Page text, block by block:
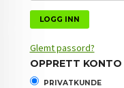
Glemt passord?
OPPRETT KONTO
PRIVATKUNDE